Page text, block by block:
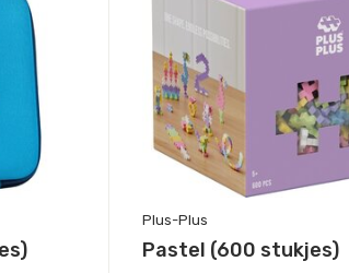
Plus-Plus
Pastel (600 stukjes)